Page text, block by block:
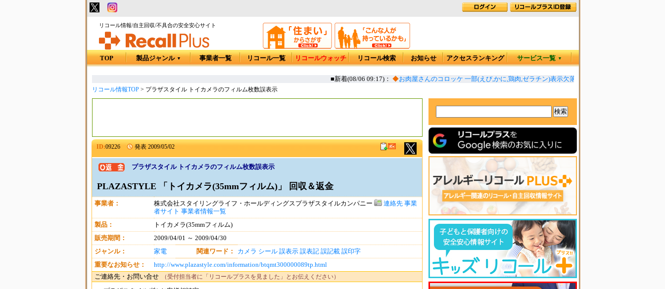
リコール情報/自主回収/不具合の安全安心サイト
TOP 製品ジャンル ▼ 事業者一覧 リコール一覧 リコールウォッチ リコール検索 お知らせ アクセスランキング サービス一覧 ▼
■新着(08/06 09:17)：◆お肉屋さんのコロッケ 一部(えび,かに,鶏肉,ゼラチン)表示欠落
リコール情報TOP> プラザスタイル トイカメラのフィルム枚数誤表示
ID:09226 発表 2009/05/02
プラザスタイル トイカメラのフィルム枚数誤表示
PLAZASTYLE 「トイカメラ(35mmフィルム)」 回収＆返金
事業者： 株式会社スタイリングライフ・ホールディングスプラザスタイルカンパニー 連絡先 事業
者サイト 事業者情報一覧
製品：
トイカメラ(35mmフィルム)
販売期間：
2009/04/01 ～ 2009/04/30
ジャンル：
家電 関連ワード： カメラ シール 誤表示 誤表記 誤記載 誤印字
重要なお知らせ：
http://www.plazastyle.com/information/btqmt300000089tp.html
ご連絡先・お問い合せ
（受付担当者に「リコールプラスを見ました」とお伝えください）